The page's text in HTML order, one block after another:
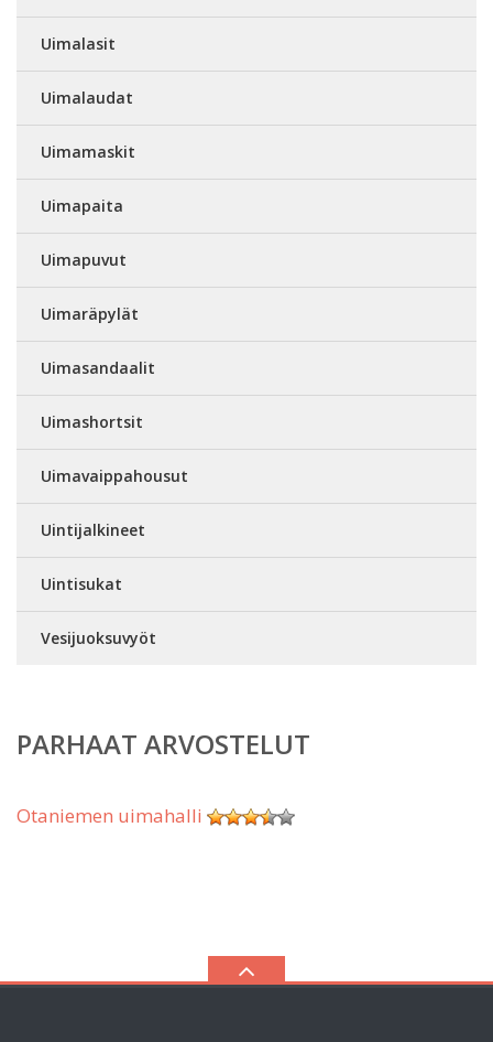
Uimalasit
Uimalaudat
Uimamaskit
Uimapaita
Uimapuvut
Uimaräpylät
Uimasandaalit
Uimashortsit
Uimavaippahousut
Uintijalkineet
Uintisukat
Vesijuoksuvyöt
PARHAAT ARVOSTELUT
Otaniemen uimahalli